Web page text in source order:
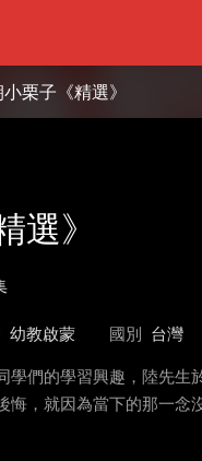
栗子《精選》
選》
幼教啟蒙 國別 台灣
學們的學習興趣，陸先
悔，就因為當下的那一